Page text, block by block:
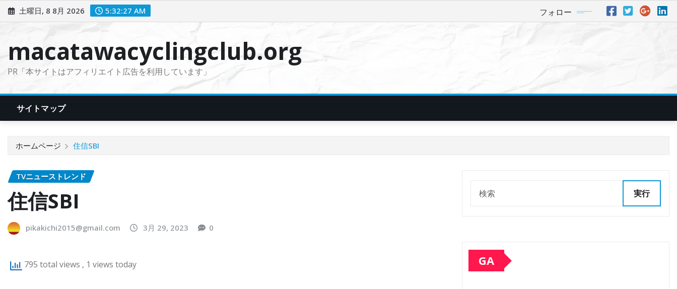
ン
土曜日, 8 8月 2026 5:32:28 AM フォロー
macatawacyclingclub.org
PR「本サイトはアフィリエイト広告を利用しています」
サイトマップ
ホームページ 住信SBI
TVニューストレンド
住信SBI
pikakichi2015@gmail.com 3月 29, 2023 0
795 total views , 1 views today
実行
GA